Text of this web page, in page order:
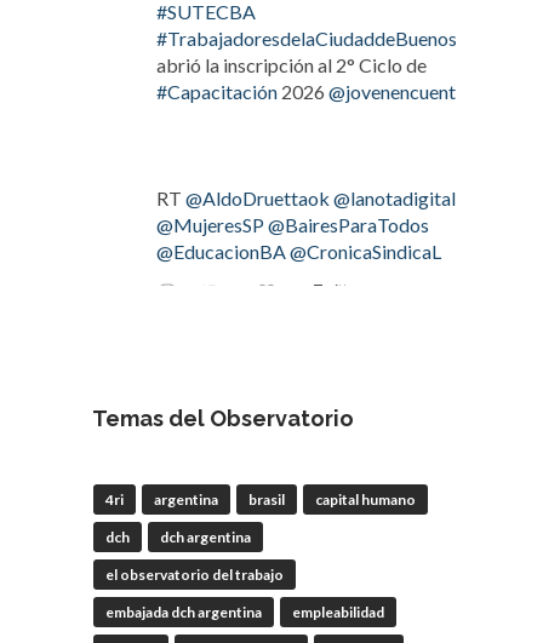
#SUTECBA
#TrabajadoresdelaCiudaddeBuenosAires
abrió la inscripción al 2° Ciclo de
#Capacitación 2026 @jovenencuentro
RT @AldoDruettaok @lanotadigital
@MujeresSP@BairesParaTodos
@EducacionBA@CronicaSindicaL
Twitter
#LaBancariarechazó la reforma de
la Carta Orgánica del#BCRA
RT@lanotadigital@La_Bancaria
Temas del Observatorio
4ri argentina brasil capital humano
dch dch argentina
el observatorio del trabajo
embajada dch argentina empleabilidad